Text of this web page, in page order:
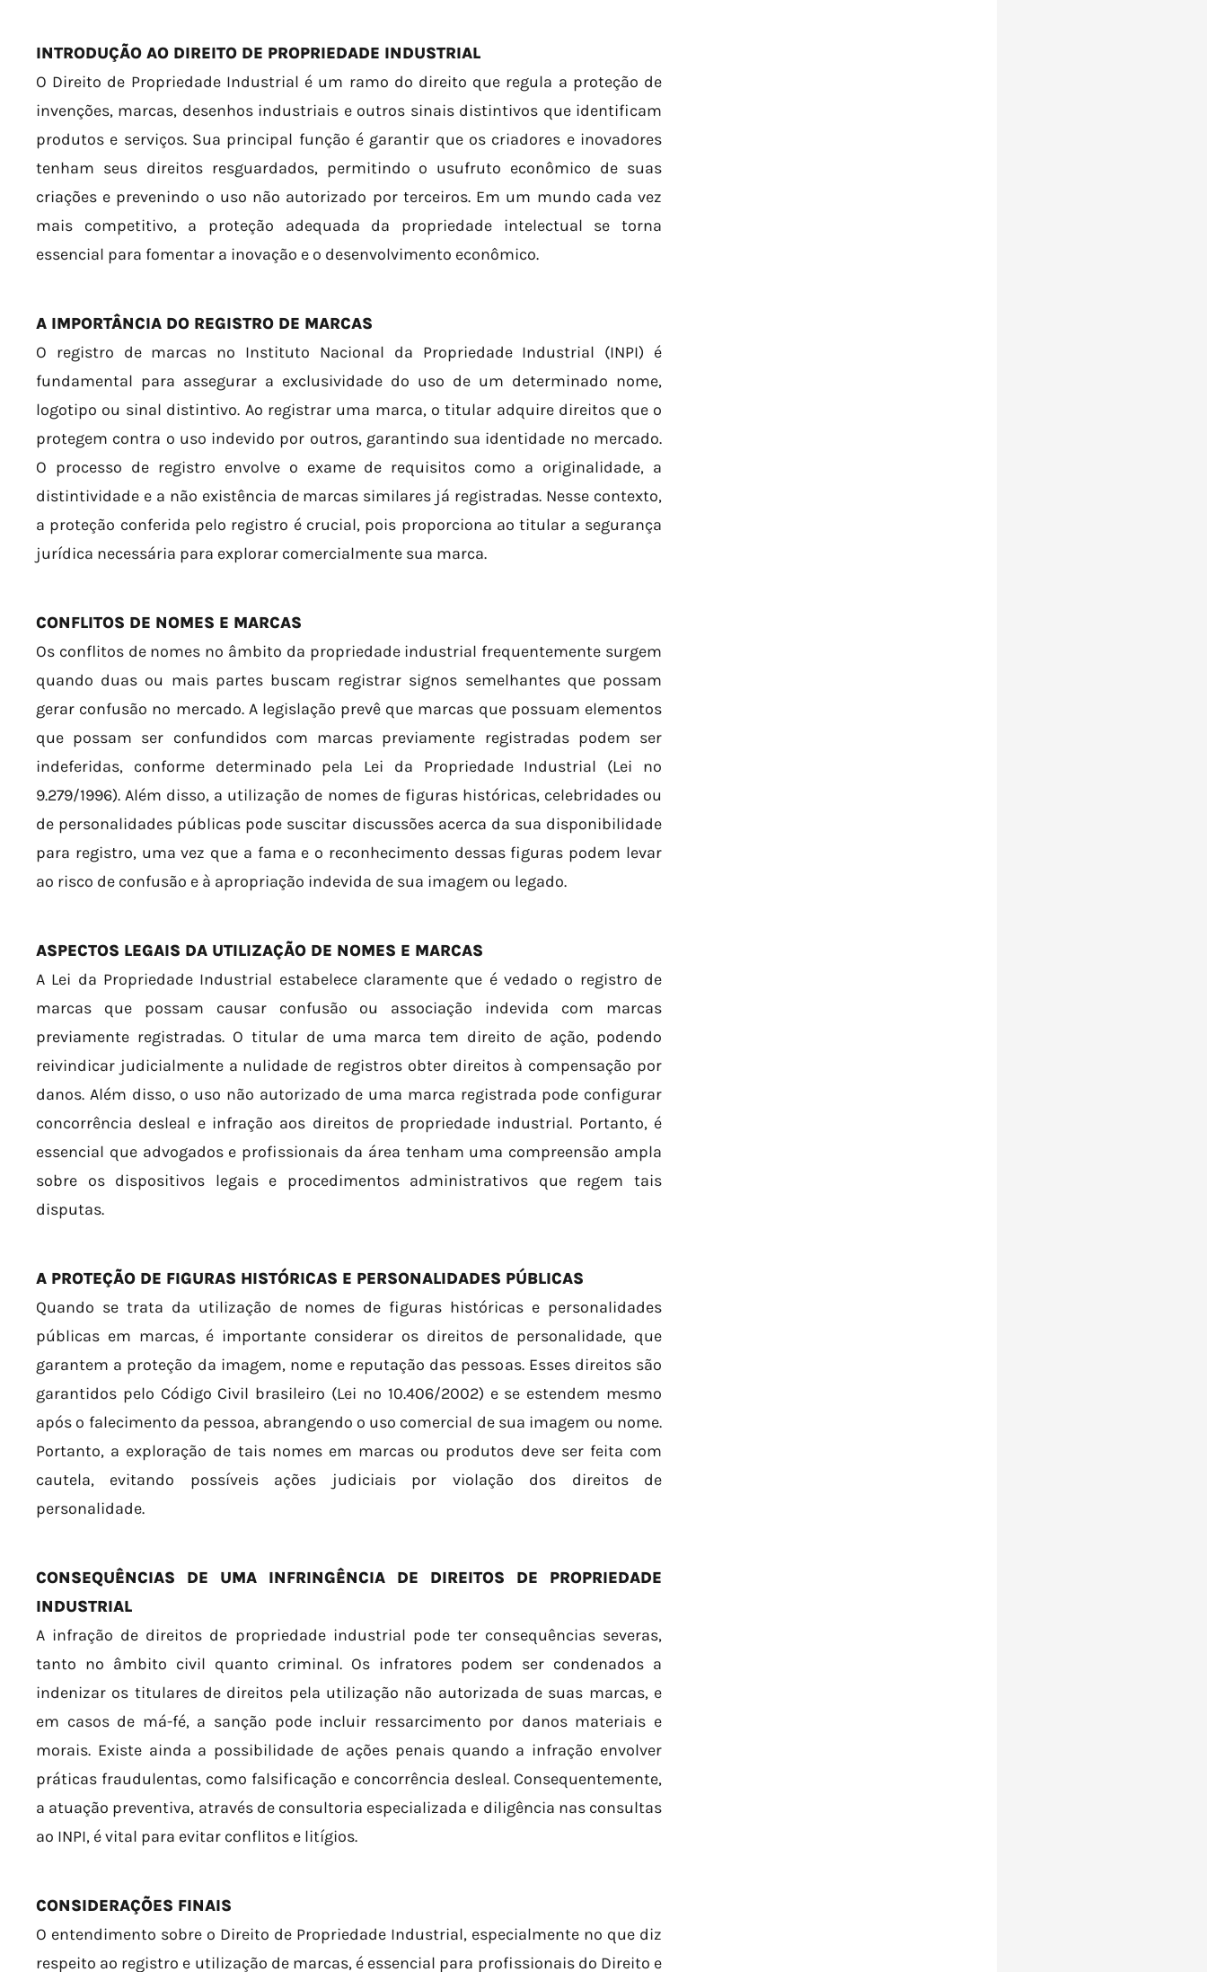
INTRODUÇÃO AO DIREITO DE PROPRIEDADE INDUSTRIAL
O Direito de Propriedade Industrial é um ramo do direito que regula a proteção de
invenções, marcas, desenhos industriais e outros sinais distintivos que identificam
produtos e serviços. Sua principal função é garantir que os criadores e inovadores
tenham seus direitos resguardados, permitindo o usufruto econômico de suas
criações e prevenindo o uso não autorizado por terceiros. Em um mundo cada vez
mais competitivo, a proteção adequada da propriedade intelectual se torna
essencial para fomentar a inovação e o desenvolvimento econômico.
A IMPORTÂNCIA DO REGISTRO DE MARCAS
O registro de marcas no Instituto Nacional da Propriedade Industrial (INPI) é
fundamental para assegurar a exclusividade do uso de um determinado nome,
logotipo ou sinal distintivo. Ao registrar uma marca, o titular adquire direitos que o
protegem contra o uso indevido por outros, garantindo sua identidade no mercado.
O processo de registro envolve o exame de requisitos como a originalidade, a
distintividade e a não existência de marcas similares já registradas. Nesse contexto,
a proteção conferida pelo registro é crucial, pois proporciona ao titular a segurança
jurídica necessária para explorar comercialmente sua marca.
CONFLITOS DE NOMES E MARCAS
Os conflitos de nomes no âmbito da propriedade industrial frequentemente surgem
quando duas ou mais partes buscam registrar signos semelhantes que possam
gerar confusão no mercado. A legislação prevê que marcas que possuam elementos
que possam ser confundidos com marcas previamente registradas podem ser
indeferidas, conforme determinado pela Lei da Propriedade Industrial (Lei nº
9.279/1996). Além disso, a utilização de nomes de figuras históricas, celebridades ou
de personalidades públicas pode suscitar discussões acerca da sua disponibilidade
para registro, uma vez que a fama e o reconhecimento dessas figuras podem levar
ao risco de confusão e à apropriação indevida de sua imagem ou legado.
ASPECTOS LEGAIS DA UTILIZAÇÃO DE NOMES E MARCAS
A Lei da Propriedade Industrial estabelece claramente que é vedado o registro de
marcas que possam causar confusão ou associação indevida com marcas
previamente registradas. O titular de uma marca tem direito de ação, podendo
reivindicar judicialmente a nulidade de registros obter direitos à compensação por
danos. Além disso, o uso não autorizado de uma marca registrada pode configurar
concorrência desleal e infração aos direitos de propriedade industrial. Portanto, é
essencial que advogados e profissionais da área tenham uma compreensão ampla
sobre os dispositivos legais e procedimentos administrativos que regem tais
disputas.
A PROTEÇÃO DE FIGURAS HISTÓRICAS E PERSONALIDADES PÚBLICAS
Quando se trata da utilização de nomes de figuras históricas e personalidades
públicas em marcas, é importante considerar os direitos de personalidade, que
garantem a proteção da imagem, nome e reputação das pessoas. Esses direitos são
garantidos pelo Código Civil brasileiro (Lei nº 10.406/2002) e se estendem mesmo
após o falecimento da pessoa, abrangendo o uso comercial de sua imagem ou nome.
Portanto, a exploração de tais nomes em marcas ou produtos deve ser feita com
cautela, evitando possíveis ações judiciais por violação dos direitos de
personalidade.
CONSEQUÊNCIAS DE UMA INFRINGÊNCIA DE DIREITOS DE PROPRIEDADE
INDUSTRIAL
A infração de direitos de propriedade industrial pode ter consequências severas,
tanto no âmbito civil quanto criminal. Os infratores podem ser condenados a
indenizar os titulares de direitos pela utilização não autorizada de suas marcas, e
em casos de má-fé, a sanção pode incluir ressarcimento por danos materiais e
morais. Existe ainda a possibilidade de ações penais quando a infração envolver
práticas fraudulentas, como falsificação e concorrência desleal. Consequentemente,
a atuação preventiva, através de consultoria especializada e diligência nas consultas
ao INPI, é vital para evitar conflitos e litígios.
CONSIDERAÇÕES FINAIS
O entendimento sobre o Direito de Propriedade Industrial, especialmente no que diz
respeito ao registro e utilização de marcas, é essencial para profissionais do Direito e